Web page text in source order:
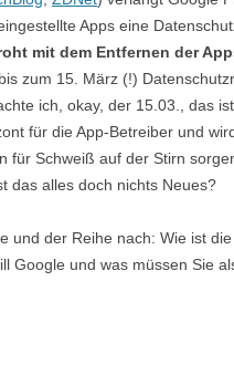
Apps eine
mit dem Entfernen der
zum 15. März (!)
ich, okay, der 15.03., das
für die App-Betreiber und
für Schweiß auf der Stirn
das alles doch nichts Neues?
und der Reihe nach: Wie ist die
Google und was müssen Sie